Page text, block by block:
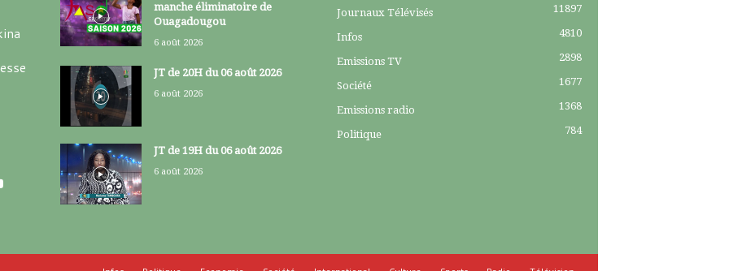
manche éliminatoire de
Ouagadougou
6 août 2026
JT de 20H du 06 août 2026
6 août 2026
JT de 19H du 06 août 2026
6 août 2026
Journaux Télévisés 11897
Infos 4810
Emissions TV 2898
Société 1677
Emissions radio 1368
Politique 784